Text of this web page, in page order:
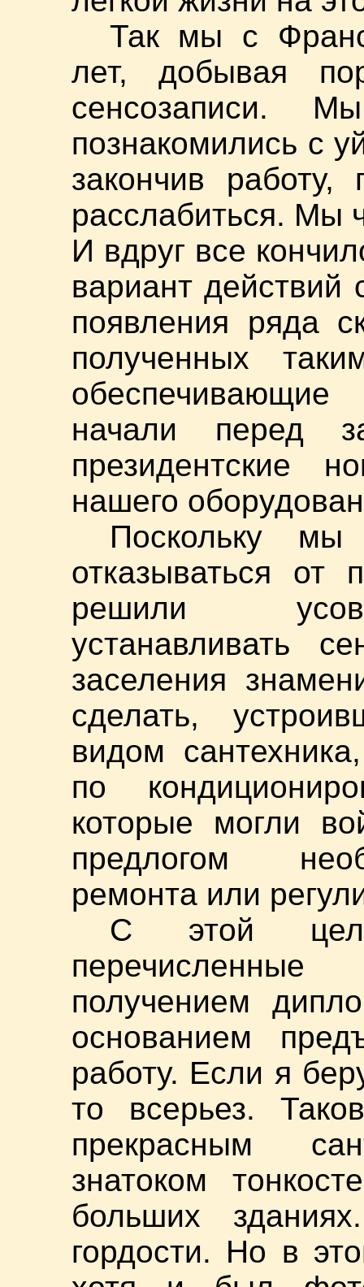
Так мы с
лет, добывая
сенсозаписи.
познакомились с
закончив работу,
расслабиться. Мы
И вдруг все
вариант
появления ряда
полученных
начали перед
президентские
нашего
Поскольку
отказываться от
решили
устанавливать
заселения
сделать,
видом
по
которые могли
предлогом
ремонта или
С этой
получением
основанием
работу. Если я
то всерьез.
прекрасным
знатоком
больших
гордости. Но в